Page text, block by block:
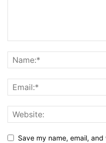
Save my name, email,